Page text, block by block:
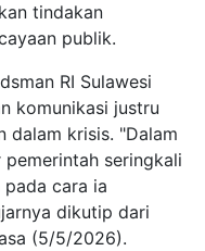
tindakan
publik.
RI Sulawesi
komunikasi justru
dalam krisis. "Dalam
seringkali
cara ia
dikutip dari
(5/5/2026).